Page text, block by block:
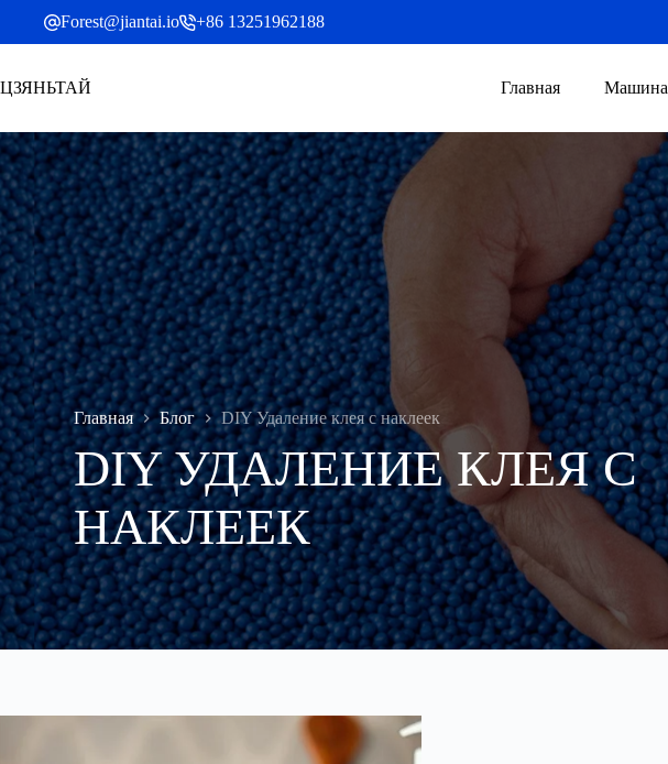
содержанию
Forest@jiantai.io +86 13251962188
ЦЗЯНЬТАЙ Главная Машина
Главная Блог DIY Удаление клея с наклеек
DIY УДАЛЕНИЕ КЛЕЯ С
НАКЛЕЕК